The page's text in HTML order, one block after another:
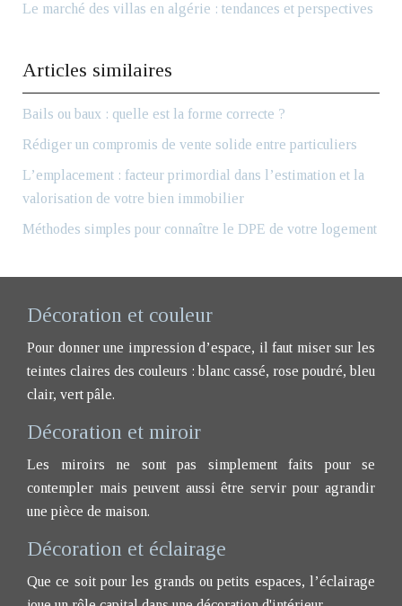
Le marché des villas en algérie : tendances et perspectives
Articles similaires
Bails ou baux : quelle est la forme correcte ?
Rédiger un compromis de vente solide entre particuliers
L’emplacement : facteur primordial dans l’estimation et la
valorisation de votre bien immobilier
Méthodes simples pour connaître le DPE de votre logement
Décoration et couleur
Pour donner une impression d’espace, il faut miser sur les
teintes claires des couleurs : blanc cassé, rose poudré, bleu
clair, vert pâle.
Décoration et miroir
Les miroirs ne sont pas simplement faits pour se
contempler mais peuvent aussi être servir pour agrandir
une pièce de maison.
Décoration et éclairage
Que ce soit pour les grands ou petits espaces, l’éclairage